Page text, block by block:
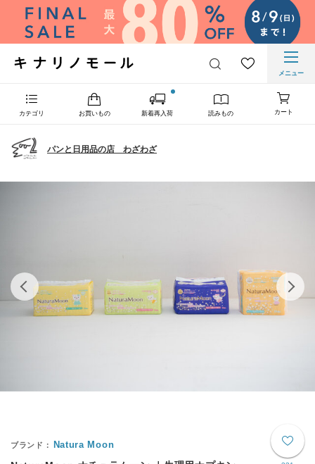
メニュー
カテゴリ お買いもの 新着再入荷 読みもの カート
パンと日用品の店 わざわざ
Natura Moon